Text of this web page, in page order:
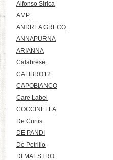
Alfonso Sirica
AMP
ANDREA GRECO
ANNAPURNA
ARIANNA
Calabrese
CALIBRO12
CAPOBIANCO
Care Label
COCCINELLA
De Curtis
DE PANDI
De Petrillo
DI MAESTRO